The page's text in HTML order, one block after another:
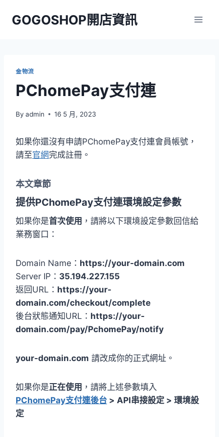
GOGOSHOP開店資訊
金物流
PChomePay支付連
By admin 16 5 月, 2023
如果你還沒有申請PChomePay支付連會員帳號，
請至官網完成註冊。
本文章節
提供PChomePay支付連環境設定參數
如果你是首次使用 ，請將以下環境設定參數回信給
業務窗口：
Domain Name： https://your-domain.com
Server IP： 35.194.227.155
返回URL： https://your-
domain.com/checkout/complete
後台狀態通知URL： https://your-
domain.com/pay/PchomePay/notify
your-domain.com 請改成你的正式網址。
如果你是正在使用 ，請將上述參數填入
PChomePay支付連後台 > API串接設定 > 環境設
定